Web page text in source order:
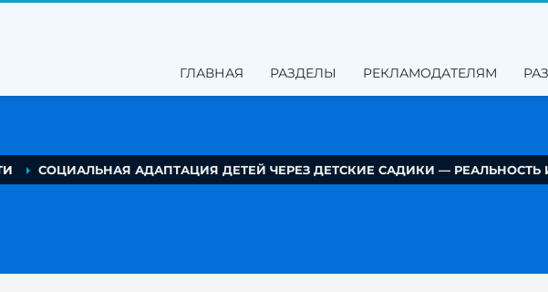
ГЛАВНАЯ РАЗДЕЛЫ РЕКЛАМОДАТЕЛЯМ
СОЦИАЛЬНАЯ АДАПТАЦИЯ ДЕТЕЙ ЧЕРЕЗ ДЕТСКИЕ САДИКИ —